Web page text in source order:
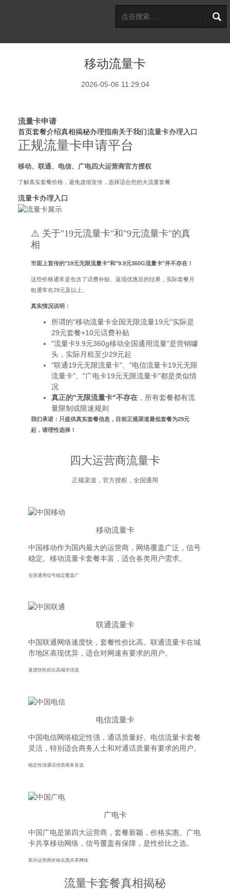
移动流量卡
2026-05-06 11:29:04
流量卡申请
首页套餐介绍真相揭秘办理指南关于我们流量卡办理入口
正规流量卡申请平台
移动、联通、电信、广电四大运营商官方授权
了解真实套餐价格，避免虚假宣传，选择适合您的大流量套餐
流量卡办理入口
⚠️ 关于"19元流量卡"和"9元流量卡"的真
相
市面上宣传的"19元无限流量卡"和"9.9元360G流量卡"并不存在！
这些价格通常是包含了话费补贴、返现优惠后的结果，实际套餐月
租通常在29元及以上。
真实情况说明：
所谓的"移动流量卡全国无限流量19元"实际是
29元套餐+10元话费补贴
"流量卡9.9元360g移动全国通用流量"是营销噱
头，实际月租至少29元起
"联通19元无限流量卡"、"电信流量卡19元无限
流量卡"、"广电卡19元无限流量卡"都是类似情
况
真正的"无限流量卡"不存在 ，所有套餐都有流
量限制或限速规则
我们承诺：只提供真实套餐信息，目前正规渠道最低套餐为29元
起，请理性选择！
四大运营商流量卡
正规渠道，官方授权，全国通用
移动流量卡
中国移动作为国内最大的运营商，网络覆盖广泛，信号
稳定。移动流量卡套餐丰富，适合各类用户需求。
全国通用信号稳定覆盖广
联通流量卡
中国联通网络速度快，套餐性价比高。联通流量卡在城
市地区表现优异，适合对网速有要求的用户。
速度快性价比高城市优选
电信流量卡
中国电信网络稳定性强，通话质量好。电信流量卡套餐
灵活，特别适合商务人士和对通话质量有要求的用户。
稳定性强通话优质商务首选
广电卡
中国广电是第四大运营商，套餐新颖，价格实惠。广电
卡共享移动网络，信号覆盖有保障，是性价比之选。
新兴运营商价格实惠共享网络
流量卡套餐真相揭秘